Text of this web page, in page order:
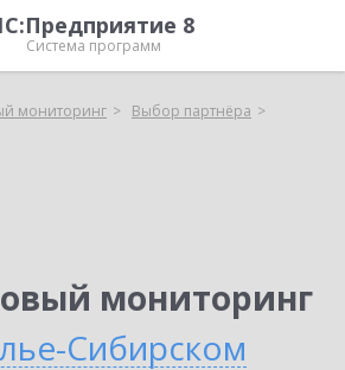
8
Система программ
мониторинг
Выбор партнёра
мониторинг
Сибирском